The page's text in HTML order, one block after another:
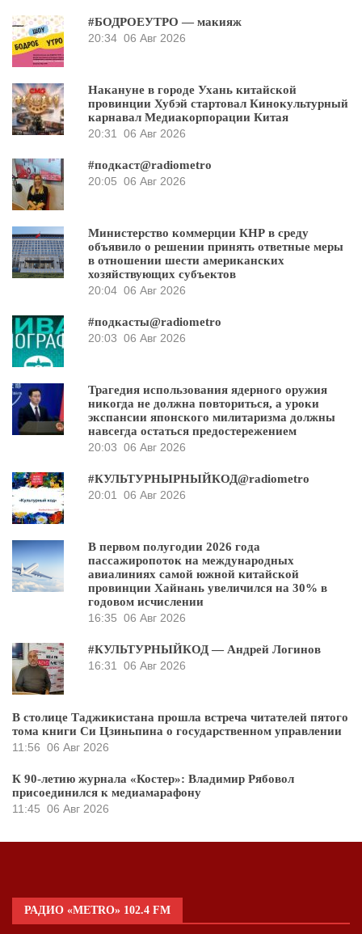
#БОДРОЕУТРО — макияж
20:34 06 Авг 2026
Накануне в городе Ухань китайской
провинции Хубэй стартовал Кинокультурный
карнавал Медиакорпорации Китая
20:31 06 Авг 2026
#подкаст@radiometro
20:05 06 Авг 2026
Министерство коммерции КНР в среду
объявило о решении принять ответные меры
в отношении шести американских
хозяйствующих субъектов
20:04 06 Авг 2026
#подкасты@radiometro
20:03 06 Авг 2026
Трагедия использования ядерного оружия
никогда не должна повториться, а уроки
экспансии японского милитаризма должны
навсегда остаться предостережением
20:03 06 Авг 2026
#КУЛЬТУРНЫРНЫЙКОД@radiometro
20:01 06 Авг 2026
В первом полугодии 2026 года
пассажиропоток на международных
авиалиниях самой южной китайской
провинции Хайнань увеличился на 30% в
годовом исчислении
16:35 06 Авг 2026
#КУЛЬТУРНЫЙКОД — Андрей Логинов
16:31 06 Авг 2026
В столице Таджикистана прошла встреча читателей пятого
тома книги Си Цзиньпина о государственном управлении
11:56 06 Авг 2026
К 90-летию журнала «Костер»: Владимир Рябовол
присоединился к медиамарафону
11:45 06 Авг 2026
РАДИО «METRO» 102.4 FM